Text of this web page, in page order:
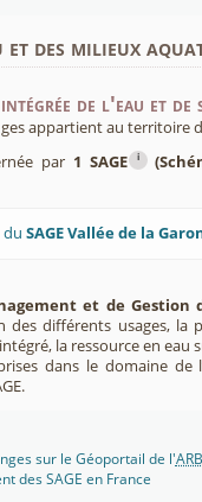
des milieux
de l'eau et de
appartient au territoire
par 1 SAGE i
duSAGE Vallée de la
et de Gestion
des différents usages,
la ressource en eau
dans le domaine
sur le Géoportail de l'
des SAGE en France